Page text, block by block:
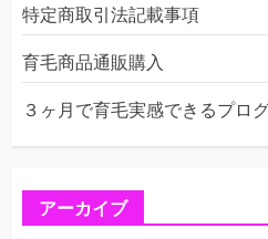
特定商取引法記載事項
育毛商品通販購入
３ヶ月で育毛実感できるプロ
アーカイブ